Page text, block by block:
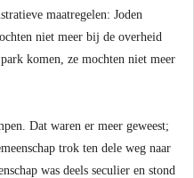
maatregelen: Joden
niet meer bij de overheid
komen, ze mochten niet meer
Dat waren er meer geweest;
trok ten dele weg naar
was deels seculier en stond